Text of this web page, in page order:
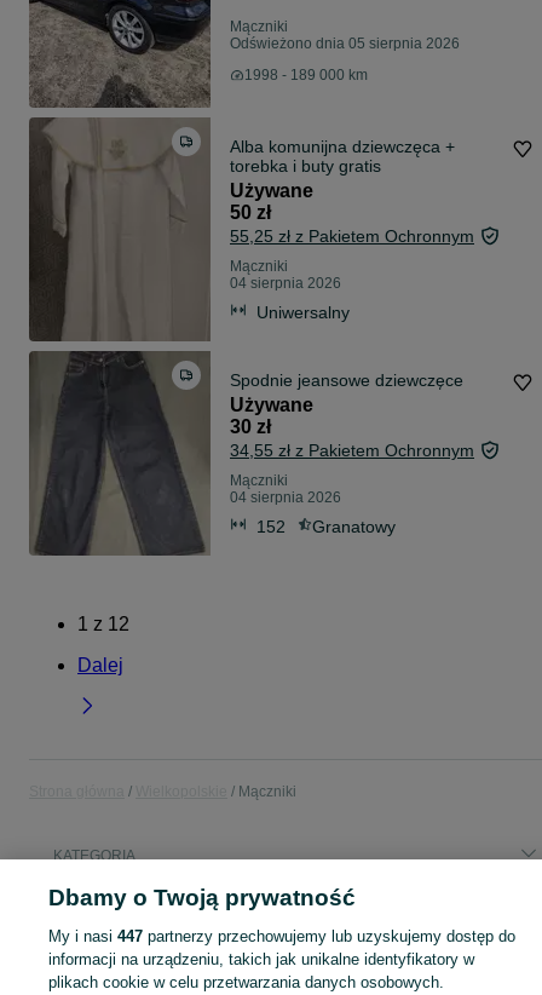
Mączniki
Odświeżono dnia 05 sierpnia 2026
1998 - 189 000 km
Alba komunijna dziewczęca +
torebka i buty gratis
Używane
50 zł
55,25 zł z Pakietem Ochronnym
Mączniki
04 sierpnia 2026
Uniwersalny
Spodnie jeansowe dziewczęce
Używane
30 zł
34,55 zł z Pakietem Ochronnym
Mączniki
04 sierpnia 2026
152 Granatowy
1 z 12
Dalej
Mączniki
KATEGORIA
Popularne wyszukiwania
sprzedam facelia
Dbamy o Twoją prywatność
My i nasi 447partnerzy przechowujemy lub uzyskujemy dostęp do
informacji na urządzeniu, takich jak unikalne identyfikatory w
plikach cookie w celu przetwarzania danych osobowych.